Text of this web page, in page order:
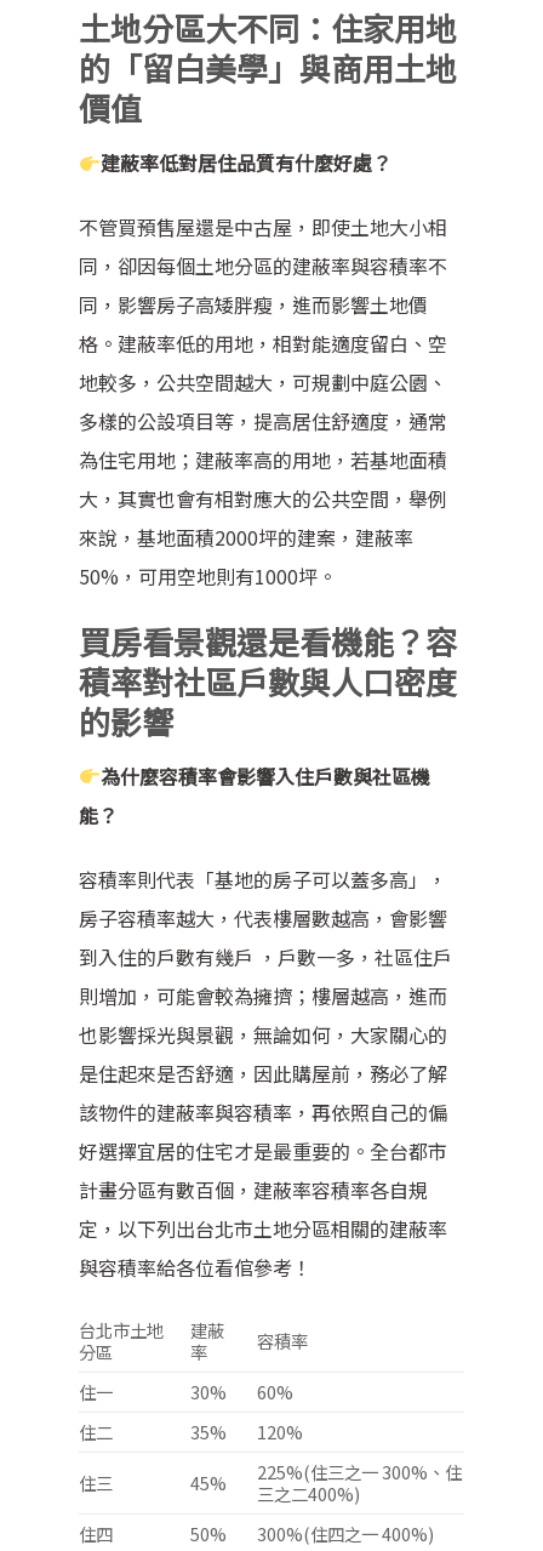
土地分區大不同：住家用地
的「留白美學」與商用土地
價值
建蔽率低對居住品質有什麼好處？
不管買預售屋還是中古屋，即使土地大小相
同，卻因每個土地分區的建蔽率與容積率不
同，影響房子高矮胖瘦，進而影響土地價
格。建蔽率低的用地，相對能適度留白、空
地較多，公共空間越大，可規劃中庭公園、
多樣的公設項目等，提高居住舒適度，通常
為住宅用地；建蔽率高的用地，若基地面積
大，其實也會有相對應大的公共空間，舉例
來說，基地面積2000坪的建案，建蔽率
50%，可用空地則有1000坪。
買房看景觀還是看機能？容
積率對社區戶數與人口密度
的影響
為什麼容積率會影響入住戶數與社區機
能？
容積率則代表「基地的房子可以蓋多高」，
房子容積率越大，代表樓層數越高，會影響
到入住的戶數有幾戶 ，戶數一多，社區住戶
則增加，可能會較為擁擠；樓層越高，進而
也影響採光與景觀，無論如何，大家關心的
是住起來是否舒適，因此購屋前，務必了解
該物件的建蔽率與容積率，再依照自己的偏
好選擇宜居的住宅才是最重要的。全台都市
計畫分區有數百個，建蔽率容積率各自規
定，以下列出台北市土地分區相關的建蔽率
與容積率給各位看倌參考！
台北市土地
分區
建蔽
率
容積率
住一
30%
60%
住二
35%
120%
住三
45%
225%(住三之一 300%、住
三之二400%)
住四
50% 300%(住四之一 400%)